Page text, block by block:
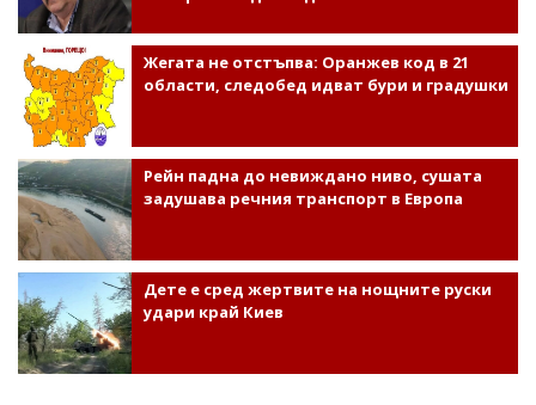
Жегата не отстъпва: Оранжев код в 21
области, следобед идват бури и градушки
Рейн падна до невиждано ниво, сушата
задушава речния транспорт в Европа
Дете е сред жертвите на нощните руски
удари край Киев